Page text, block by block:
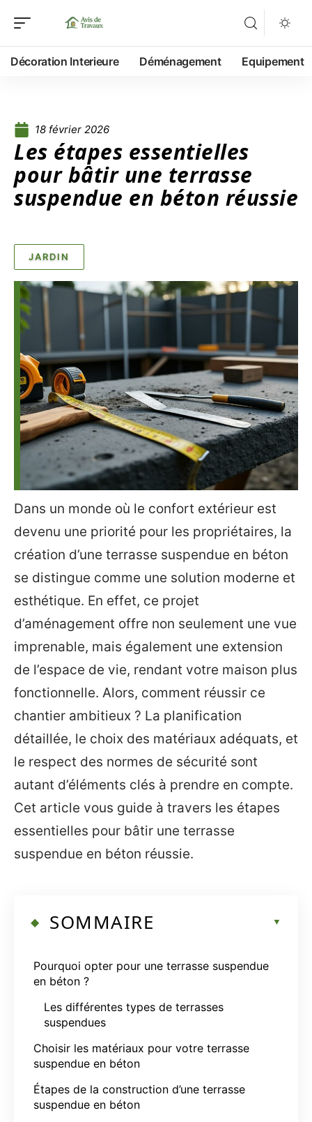
Décoration Interieure Déménagement Equipement
18 février 2026
Les étapes essentielles
pour bâtir une terrasse
suspendue en béton réussie
JARDIN
Dans un monde où le confort extérieur est
devenu une priorité pour les propriétaires, la
création d’une terrasse suspendue en béton
se distingue comme une solution moderne et
esthétique. En effet, ce projet
d’aménagement offre non seulement une vue
imprenable, mais également une extension
de l’espace de vie, rendant votre maison plus
fonctionnelle. Alors, comment réussir ce
chantier ambitieux ? La planification
détaillée, le choix des matériaux adéquats, et
le respect des normes de sécurité sont
autant d’éléments clés à prendre en compte.
Cet article vous guide à travers les étapes
essentielles pour bâtir une terrasse
suspendue en béton réussie.
SOMMAIRE
Pourquoi opter pour une terrasse suspendue
en béton ?
Les différentes types de terrasses
suspendues
Choisir les matériaux pour votre terrasse
suspendue en béton
Étapes de la construction d’une terrasse
suspendue en béton